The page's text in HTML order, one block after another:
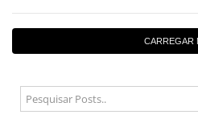
CARREGAR